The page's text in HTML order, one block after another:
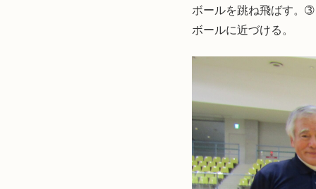
ボールを跳ね飛ばす。
ボールに近づける。